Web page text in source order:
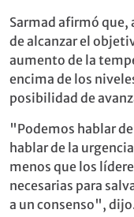
Sarmad afirmó que,
de alcanzar el
aumento de la
encima de los
posibilidad de
"Podemos hablar
hablar de la
menos que los
necesarias para
a un consenso",